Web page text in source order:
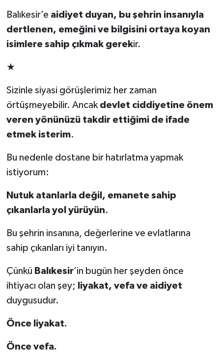
Balıkesir’e aidiyet duyan, bu şehrin insanıyla
dertlenen, emeğini ve bilgisini ortaya koyan
isimlere sahip çıkmak gerekir.
★
Sizinle siyasi görüşlerimiz her zaman
örtüşmeyebilir. Ancak devlet ciddiyetine önem
veren yönünüzü takdir ettiğimi de ifade
etmek isterim.
Bu nedenle dostane bir hatırlatma yapmak
istiyorum:
Nutuk atanlarla değil, emanete sahip
çıkanlarla yol yürüyün.
Bu şehrin insanına, değerlerine ve evlatlarına
sahip çıkanları iyi tanıyın.
Çünkü Balıkesir’in bugün her şeyden önce
ihtiyacı olan şey; liyakat, vefa ve aidiyet
duygusudur.
Önce liyakat.
Önce vefa.